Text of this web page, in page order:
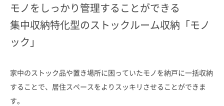
モノをしっかり管理することができる
集中収納特化型のストックルーム収納「モノ
ック」
家中のストック品や置き場所に困っていたモノを納戸に一括収納
することで、居住スペースをよりスッキリさせることができま
す。